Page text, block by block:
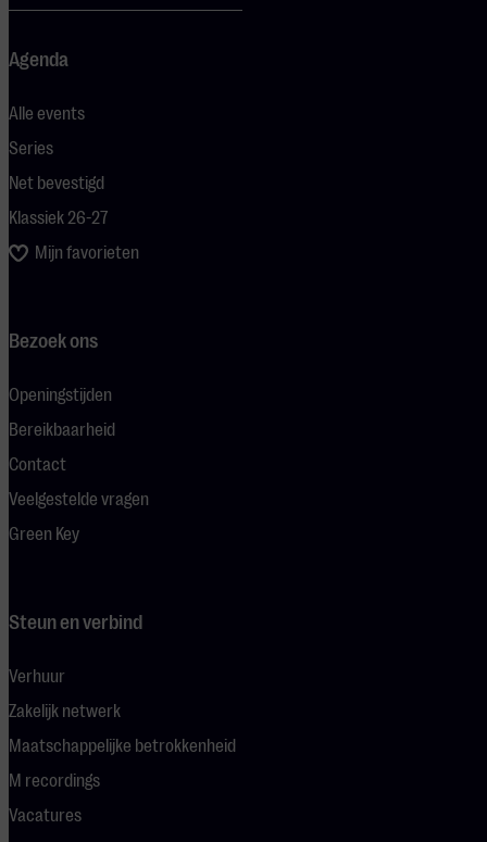
Agenda
Alle events
Series
Net bevestigd
Klassiek 26-27
Mijn favorieten
Bezoek ons
Openingstijden
Bereikbaarheid
Contact
Veelgestelde vragen
Green Key
Steun en verbind
Verhuur
Zakelijk netwerk
Maatschappelijke betrokkenheid
M recordings
Vacatures